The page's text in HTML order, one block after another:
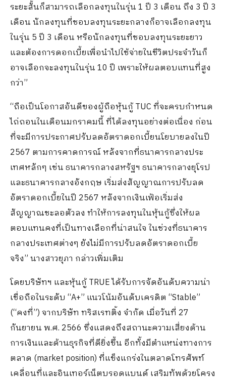
ระยะสั้นก็สามารถเลือกลงทุนในรุ่น 1 ปี 3 เดือน ถึง 3 ปี 3
เดือน นักลงทุนที่ชอบลงทุนระยะกลางก็อาจเลือกลงทุน
ในรุ่น 5 ปี 3 เดือน หรือนักลงทุนที่ชอบลงทุนระยะยาว
และต้องการดอกเบี้ยเพื่อนำไปใช้จ่ายในชีวิตประจำวันก็
อาจเลือกจะลงทุนในรุ่น 10 ปี เพราะให้ผลตอบแทนที่สูง
กว่า”
“ถือเป็นโอกาสอันดีของผู้ถือหุ้นกู้ TUC ที่จะครบกำหนด
ไถ่ถอนในเดือนมกราคมนี้ ที่ได้ลงทุนอย่างต่อเนื่อง ก่อน
ที่จะมีการประกาศปรับลดอัตราดอกเบี้ยนโยบายลงในปี
2567 ตามการคาดการณ์ หลังจากที่ธนาคารกลางประ
เทศหลักๆ เช่น ธนาคารกลางสหรัฐฯ ธนาคารกลางยุโรป
และธนาคารกลางอังกฤษ เริ่มส่งสัญญาณการปรับลด
อัตราดอกเบี้ยในปี 2567 หลังจากเงินเฟ้อเริ่มส่ง
สัญญาณชะลอตัวลง ทำให้การลงทุนในหุ้นกู้ซึ่งให้ผล
ตอบแทนคงที่เป็นทางเลือกที่น่าสนใจ ในช่วงที่ธนาคาร
กลางประเทศต่างๆ ยังไม่มีการปรับลดอัตราดอกเบี้ย
จริง” นางสาวยุภา กล่าวเพิ่มเติม
โดยบริษัทฯ และหุ้นกู้ TRUE ได้รับการจัดอันดับความน่า
เชื่อถือในระดับ “A+” แนวโน้มอันดับเครดิต “Stable”
(“คงที่”) จากบริษัท ทริสเรทติ้ง จำกัด เมื่อวันที่ 27
กันยายน พ.ศ. 2566 ซึ่งแสดงถึงสถานะความเสี่ยงด้าน
การเงินและด้านธุรกิจที่ดียิ่งขึ้น อีกทั้งมีตำแหน่งทางการ
ตลาด (market position) ที่แข็งแกร่งในตลาดโทรศัพท์
เคลื่อนที่และอินเทอร์เน็ตบรอดแบนด์ เสริมทัพด้วยโครง